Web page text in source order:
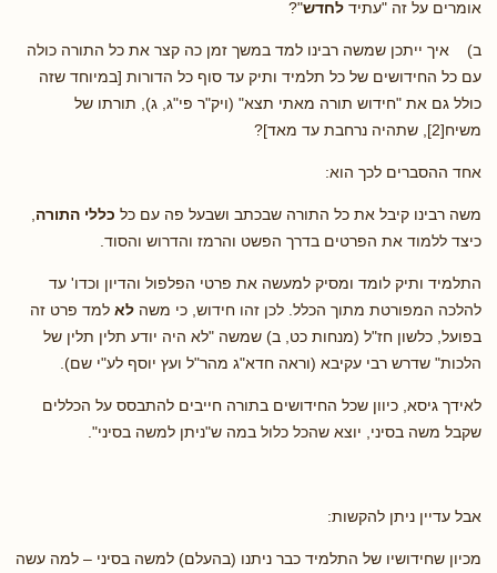
אומרים על זה "עתיד לחדש"?
ב) איך ייתכן שמשה רבינו למד במשך זמן כה קצר את כל התורה כולה
עם כל החידושים של כל תלמיד ותיק עד סוף כל הדורות [במיוחד שזה
כולל גם את "חידוש תורה מאתי תצא" (ויק"ר פי"ג, ג), תורתו של
משיח[2], שתהיה נרחבת עד מאד]?
אחד ההסברים לכך הוא:
משה רבינו קיבל את כל התורה שבכתב ושבעל פה עם כל כללי התורה
כיצד ללמוד את הפרטים בדרך הפשט והרמז והדרוש והסוד.
התלמיד ותיק לומד ומסיק למעשה את פרטי הפלפול והדיון וכדו' עד
להלכה המפורטת מתוך הכלל. לכן זהו חידוש, כי משה לא למד פרט זה
בפועל, כלשון חז"ל (מנחות כט, ב) שמשה "לא היה יודע תלין תלין של
הלכות" שדרש רבי עקיבא (וראה חדא"ג מהר"ל ועץ יוסף לע"י שם).
לאידך גיסא, כיוון שכל החידושים בתורה חייבים להתבסס על הכללים
שקבל משה בסיני, יוצא שהכל כלול במה ש"ניתן למשה בסיני".
אבל עדיין ניתן להקשות:
מכיון שחידושיו של התלמיד כבר ניתנו (בהעלם) למשה בסיני – למה עשה